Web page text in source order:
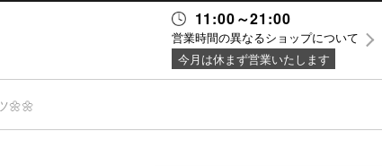
11:00～21:00
営業時間の異なるショップについて
今月は休まず営業いたします
🌼🌼